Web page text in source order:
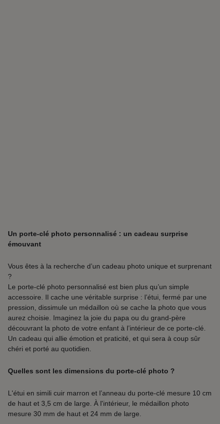
Un porte-clé photo personnalisé : un cadeau surprise
émouvant
Vous êtes à la recherche d’un cadeau photo unique et surprenant
?
Le porte-clé photo personnalisé est bien plus qu’un simple
accessoire. Il cache une véritable surprise : l’étui, fermé par une
pression, dissimule un médaillon où se cache la photo que vous
aurez choisie. Imaginez la joie du papa ou du grand-père
découvrant la photo de votre enfant à l’intérieur de ce porte-clé.
Un cadeau qui allie émotion et praticité, et qui sera à coup sûr
chéri et porté au quotidien.
Quelles sont les dimensions du porte-clé photo ?
L'étui en simili cuir marron et l’anneau du porte-clé mesure 10 cm
de haut et 3,5 cm de large. À l'intérieur, le médaillon photo
mesure 30 mm de haut et 24 mm de large.